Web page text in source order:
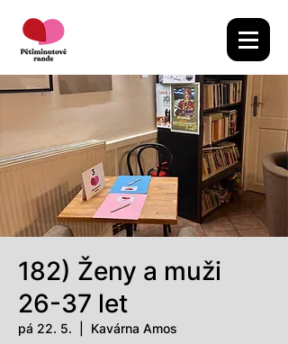
182) Ženy a muži
26-37 let
pá 22. 5. Kavárna Amos